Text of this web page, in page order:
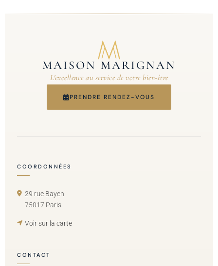
MAISON MARIGNAN
L'excellence au service de votre bien-être
PRENDRE RENDEZ-VOUS
COORDONNÉES
29 rue Bayen
75017 Paris
Voir sur la carte
CONTACT